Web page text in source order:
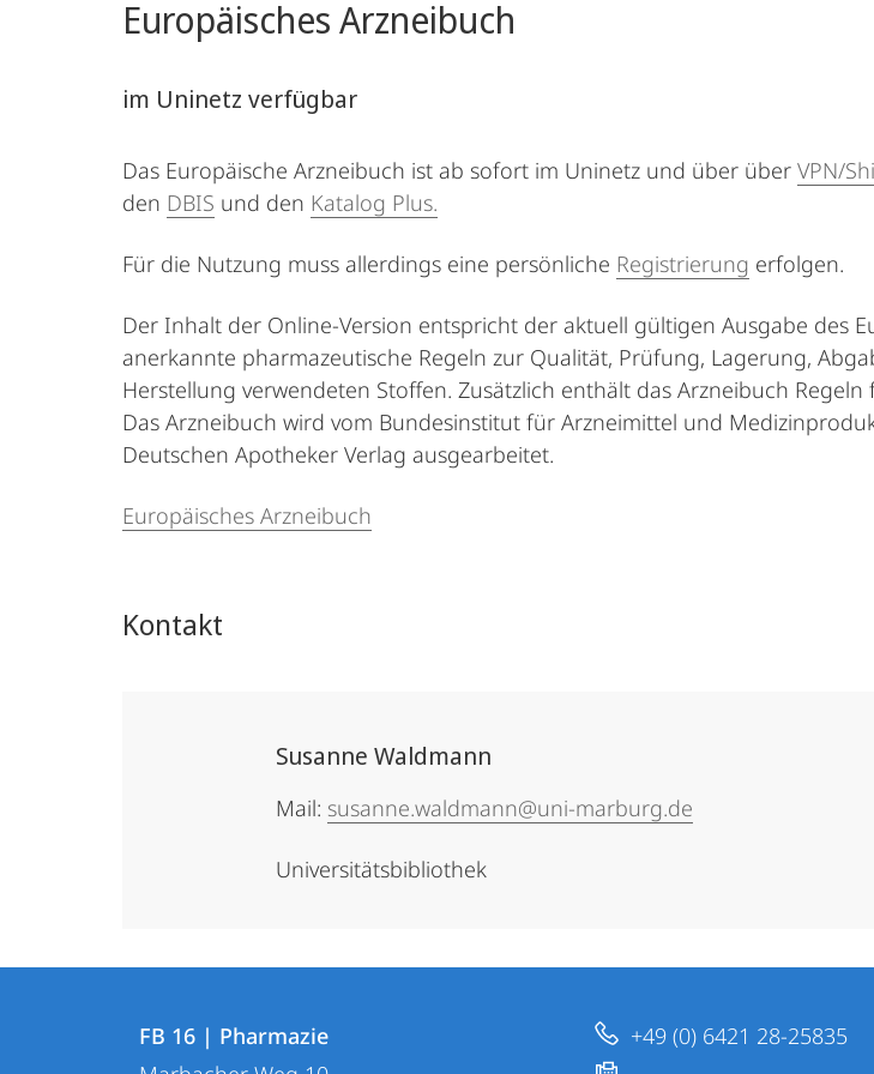
Europäisches Arzneibuch
im Uninetz verfügbar
Das Europäische Arzneibuch ist ab sofort im Uninetz und über über VPN/
den DBIS und den Katalog Plus.
Für die Nutzung muss allerdings eine persönliche Registrierung erfolgen.
Der Inhalt der Online-Version entspricht der aktuell gültigen Ausgabe des
anerkannte pharmazeutische Regeln zur Qualität, Prüfung, Lagerung,
Herstellung verwendeten Stoffen. Zusätzlich enthält das Arzneibuch
Das Arzneibuch wird vom Bundesinstitut für Arzneimittel und
Deutschen Apotheker Verlag ausgearbeitet.
Europäisches Arzneibuch
Kontakt
Susanne Waldmann
Mail: susanne.waldmann@uni-marburg.de
Universitätsbibliothek
Kontaktinformationen
FB
FB 16 | Pharmazie
+49 (0) 6421 28-25835